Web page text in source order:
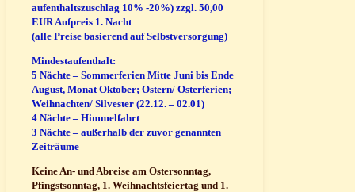
auf­ent­halts­zu­schlag 10% ‑20%) zzgl. 50,00
EUR Auf­preis 1. Nacht
(alle Prei­se basie­rend auf Selbstversorgung)
Min­dest­auf­ent­halt:
5 Näch­te – Som­mer­fe­ri­en Mit­te Juni bis Ende
August, Monat Okto­ber; Ostern/ Oster­fe­ri­en;
Weihnachten/ Sil­ves­ter (22.12. – 02.01)
4 Näch­te – Him­mel­fahrt
3 Näch­te – außer­halb der zuvor genann­ten
Zeiträume
Kei­ne An- und Abrei­se am Oster­sonn­tag,
Pfingst­sonn­tag, 1. Weih­nachts­fei­er­tag und 1.